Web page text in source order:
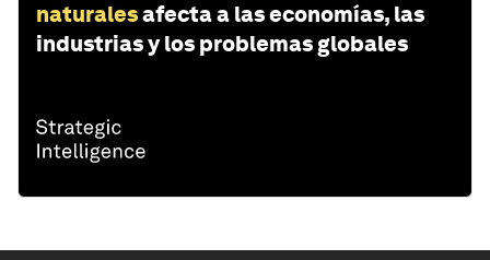
naturalesafecta a las economías, las
industrias y los problemas globales